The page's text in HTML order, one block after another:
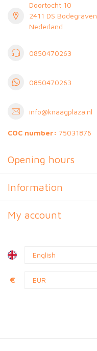
Doortocht 10
2411 DS Bodegraven
Nederland
0850470263
0850470263
info@knaagplaza.nl
COC number: 75031876
Opening hours
Information
My account
€